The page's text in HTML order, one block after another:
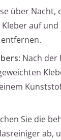
über Nacht,
auf
: Nach der
Sie die
ab,